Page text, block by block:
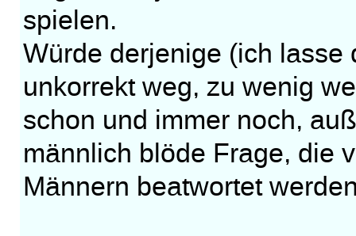
spielen.
Würde derjenige (ich
unkorrekt weg, zu wenig
schon und immer noch,
männlich blöde Frage, die
Männern beatwortet